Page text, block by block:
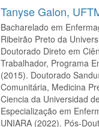
Tanyse Galon,
Bacharelado em
Ribeirão Preto da
Doutorado Direto em
Trabalhador, Programa
(2015). Doutorado
Comunitária, Medicina
Ciencia da Universidad
Especialização em
UNIARA (2022). Pós-